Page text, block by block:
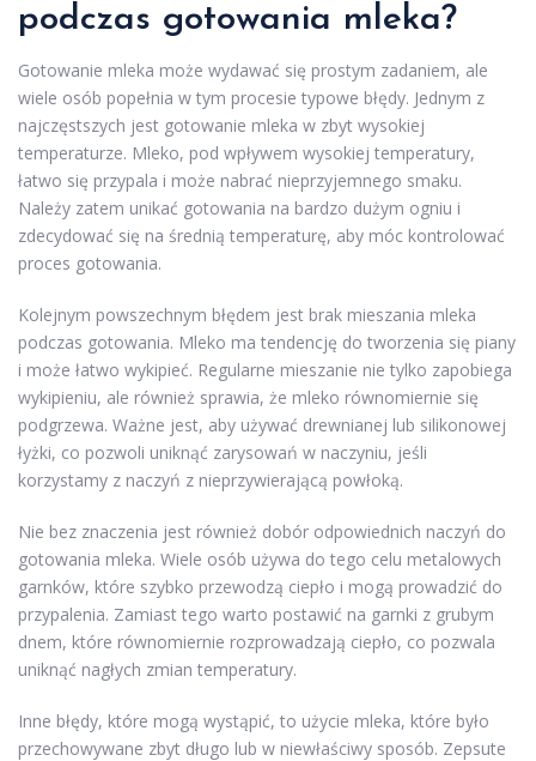
podczas gotowania mleka?
Gotowanie mleka może wydawać się prostym zadaniem, ale
wiele osób popełnia w tym procesie typowe błędy. Jednym z
najczęstszych jest gotowanie mleka w zbyt wysokiej
temperaturze. Mleko, pod wpływem wysokiej temperatury,
łatwo się przypala i może nabrać nieprzyjemnego smaku.
Należy zatem unikać gotowania na bardzo dużym ogniu i
zdecydować się na średnią temperaturę, aby móc kontrolować
proces gotowania.
Kolejnym powszechnym błędem jest brak mieszania mleka
podczas gotowania. Mleko ma tendencję do tworzenia się piany
i może łatwo wykipieć. Regularne mieszanie nie tylko zapobiega
wykipieniu, ale również sprawia, że mleko równomiernie się
podgrzewa. Ważne jest, aby używać drewnianej lub silikonowej
łyżki, co pozwoli uniknąć zarysowań w naczyniu, jeśli
korzystamy z naczyń z nieprzywierającą powłoką.
Nie bez znaczenia jest również dobór odpowiednich naczyń do
gotowania mleka. Wiele osób używa do tego celu metalowych
garnków, które szybko przewodzą ciepło i mogą prowadzić do
przypalenia. Zamiast tego warto postawić na garnki z grubym
dnem, które równomiernie rozprowadzają ciepło, co pozwala
uniknąć nagłych zmian temperatury.
Inne błędy, które mogą wystąpić, to użycie mleka, które było
przechowywane zbyt długo lub w niewłaściwy sposób. Zepsute